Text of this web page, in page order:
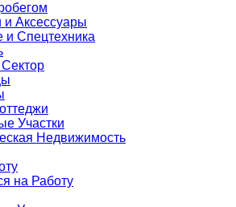
и Аксессуары
и Спецтехника
Участки
Недвижимость
на Работу